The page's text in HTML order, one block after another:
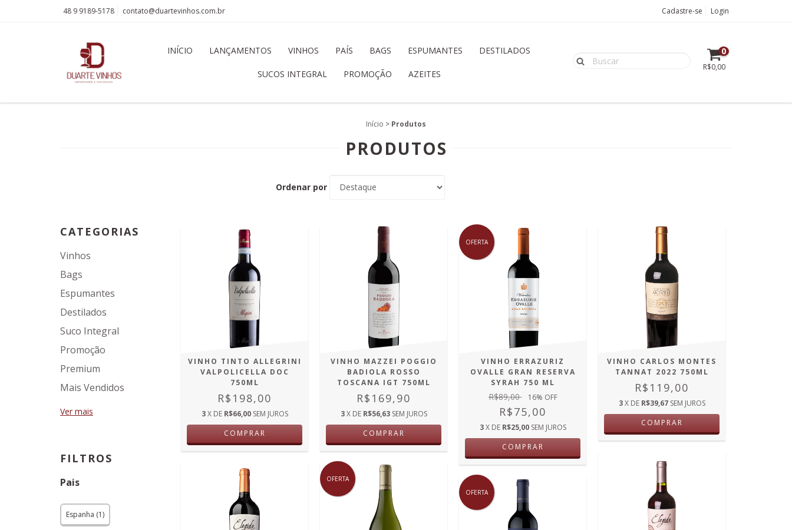
48 9 9189-5178 contato@duartevinhos.com.br Cadastre-se Login
INÍCIO LANÇAMENTOS VINHOS PAÍS BAGS ESPUMANTES DESTILADOS
SUCOS INTEGRAL PROMOÇÃO AZEITES
0
R$0,00
Início > Produtos
PRODUTOS
Ordenar por
CATEGORIAS
Vinhos
Bags
Espumantes
Destilados
Suco Integral
Promoção
Premium
Mais Vendidos
Ver mais
FILTROS
Pais
Espanha (1)
VINHO TINTO ALLEGRINI
VALPOLICELLA DOC
750ML
R$198,00
3X DE R$66,00 SEM JUROS
COMPRAR
VINHO MAZZEI POGGIO
BADIOLA ROSSO
TOSCANA IGT 750ML
R$169,90
3X DE R$56,63 SEM JUROS
COMPRAR
OFERTA
VINHO ERRAZURIZ
OVALLE GRAN RESERVA
SYRAH 750 ML
R$89,00 16% OFF
R$75,00
3X DE R$25,00 SEM JUROS
COMPRAR
VINHO CARLOS MONTES
TANNAT 2022 750ML
R$119,00
3X DE R$39,67 SEM JUROS
COMPRAR
OFERTA
OFERTA